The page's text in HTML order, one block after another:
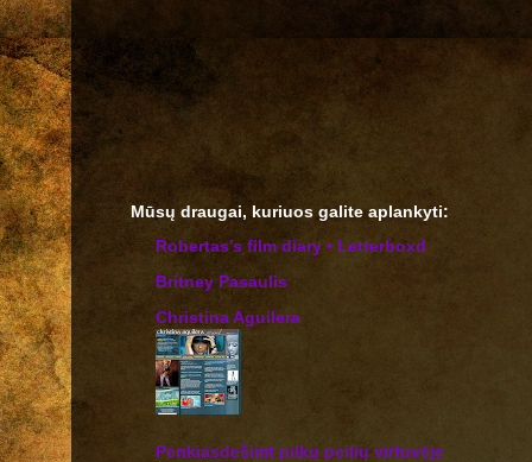
Mūsų draugai, kuriuos galite aplankyti:
‎Robertas’s film diary • Letterboxd
Britney Pasaulis
Christina Aguilera
Penkiasdešimt pilkų peilių virtuvėje